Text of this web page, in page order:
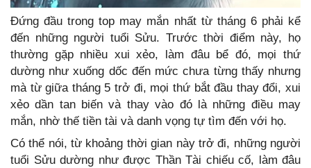
Đứng đầu trong top may mắn nhất từ tháng 6 phải kể
đến những người tuổi Sửu. Trước thời điểm này, họ
thường gặp nhiều xui xẻo, làm đâu bể đó, mọi thứ
dường như xuống dốc đến mức chưa từng thấy nhưng
mà từ giữa tháng 5 trở đi, mọi thứ bắt đầu thay đổi, xui
xẻo dần tan biến và thay vào đó là những điều may
mắn, nhờ thế tiền tài và danh vọng tự tìm đến với họ.
Có thể nói, từ khoảng thời gian này trở đi, những người
tuổi Sửu dường như được Thần Tài chiếu cố, làm đâu